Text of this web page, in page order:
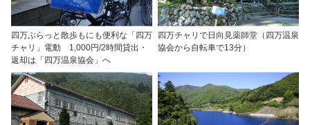
四万ぶらっと散歩もにも便利な「四万
チャリ」電動 1,000円/2時間貸出・
返却は「四万温泉協会」へ
四万チャリで日向見薬師堂（四万温泉
協会から自転車で13分）